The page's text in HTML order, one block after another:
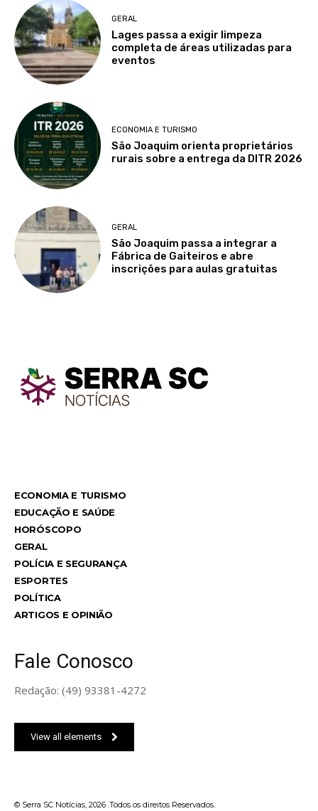
GERAL
Lages passa a exigir limpeza
completa de áreas utilizadas para
eventos
ECONOMIA E TURISMO
São Joaquim orienta proprietários
rurais sobre a entrega da DITR 2026
GERAL
São Joaquim passa a integrar a
Fábrica de Gaiteiros e abre
inscrições para aulas gratuitas
ECONOMIA E TURISMO
EDUCAÇÃO E SAÚDE
HORÓSCOPO
GERAL
POLÍCIA E SEGURANÇA
ESPORTES
POLÍTICA
ARTIGOS E OPINIÃO
Fale Conosco
Redação: (49) 93381-4272
View all elements
© Serra SC Notícias, 2026 .Todos os direitos Reservados.